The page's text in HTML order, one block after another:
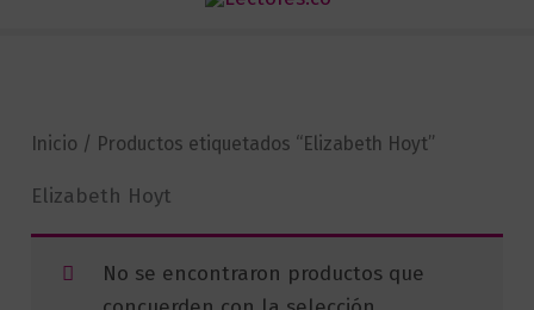
Inicio / Productos etiquetados “Elizabeth Hoyt”
Elizabeth Hoyt
No se encontraron productos que